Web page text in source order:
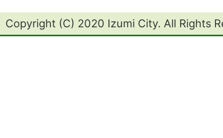
Copyright (C) 2020 Izumi City. All Rights